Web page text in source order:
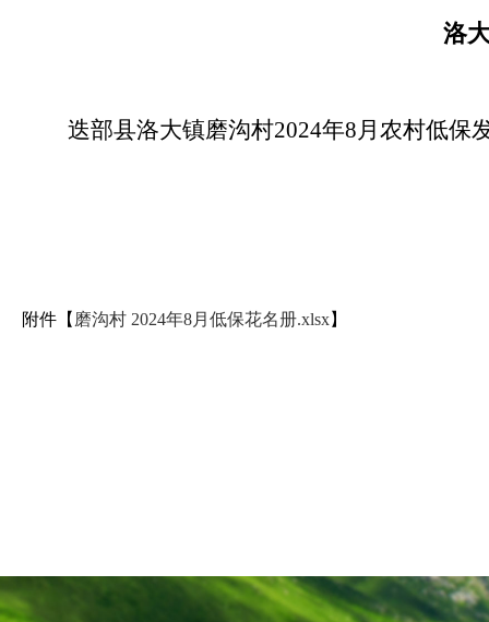
洛
迭部县洛大镇磨沟村2024年8月农村低保
附件【 磨沟村 2024年8月低保花名册.xlsx】